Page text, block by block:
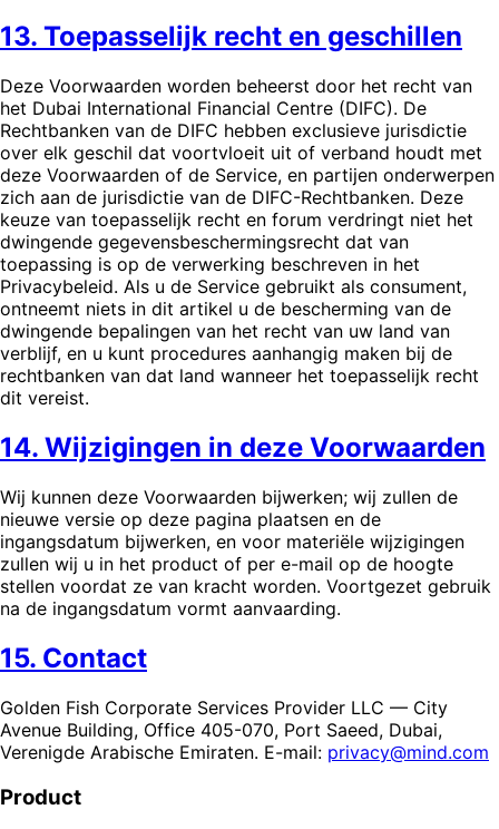
13. Toepasselijk recht en geschillen
Deze Voorwaarden worden beheerst door het recht van
het Dubai International Financial Centre (DIFC). De
Rechtbanken van de DIFC hebben exclusieve jurisdictie
over elk geschil dat voortvloeit uit of verband houdt met
deze Voorwaarden of de Service, en partijen onderwerpen
zich aan de jurisdictie van de DIFC-Rechtbanken. Deze
keuze van toepasselijk recht en forum verdringt niet het
dwingende gegevensbeschermingsrecht dat van
toepassing is op de verwerking beschreven in het
Privacybeleid. Als u de Service gebruikt als consument,
ontneemt niets in dit artikel u de bescherming van de
dwingende bepalingen van het recht van uw land van
verblijf, en u kunt procedures aanhangig maken bij de
rechtbanken van dat land wanneer het toepasselijk recht
dit vereist.
14. Wijzigingen in deze Voorwaarden
Wij kunnen deze Voorwaarden bijwerken; wij zullen de
nieuwe versie op deze pagina plaatsen en de
ingangsdatum bijwerken, en voor materiële wijzigingen
zullen wij u in het product of per e-mail op de hoogte
stellen voordat ze van kracht worden. Voortgezet gebruik
na de ingangsdatum vormt aanvaarding.
15. Contact
Golden Fish Corporate Services Provider LLC — City
Avenue Building, Office 405-070, Port Saeed, Dubai,
Verenigde Arabische Emiraten. E-mail: privacy@mind.com
Product